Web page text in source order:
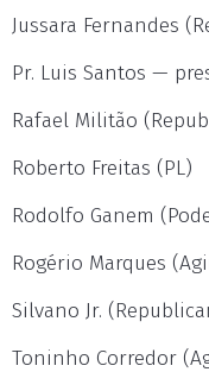
Jussara Fernandes
Pr. Luis Santos —
Rafael Militão
Roberto Freitas (PL)
Rodolfo Ganem
Rogério Marques
Silvano Jr.
Toninho Corredor